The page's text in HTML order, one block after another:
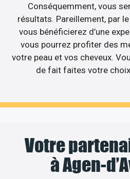
Conséquemment, vous
résultats. Pareillement, par
vous bénéficierez d’une
vous pourrez profiter des
votre peau et vos cheveux.
de fait faites votre
Votre
à Agen-